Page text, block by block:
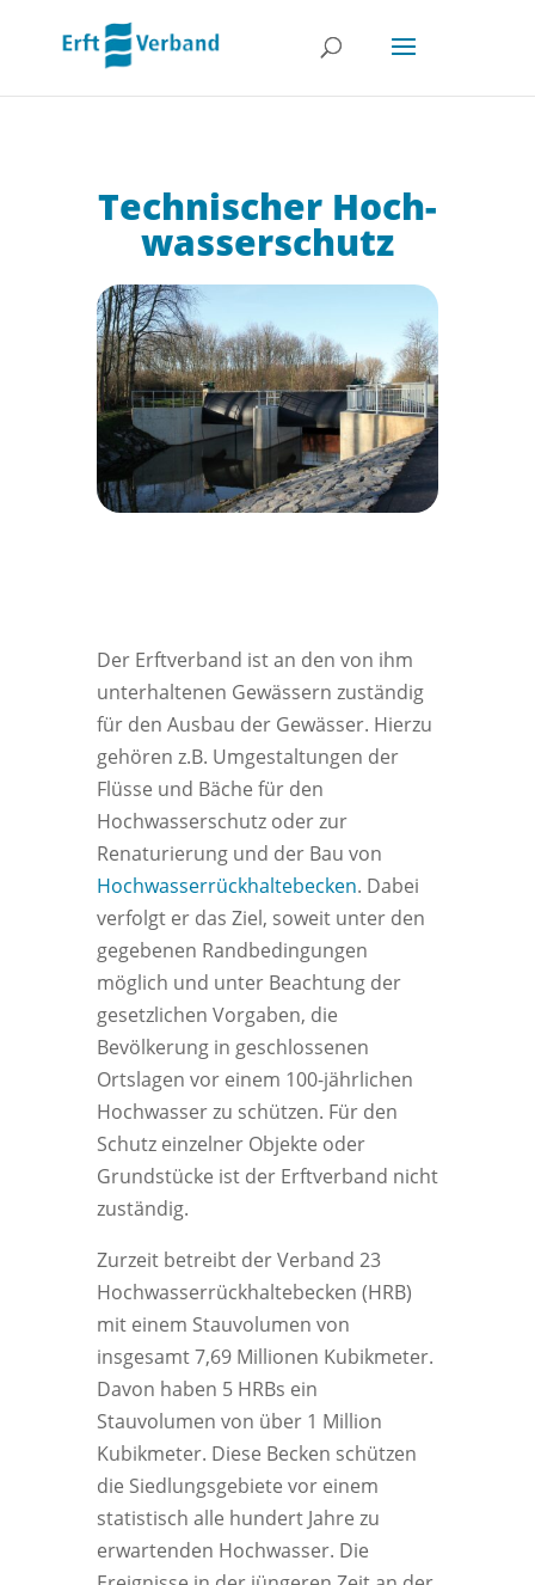
Technischer Hoch­
wasser­schutz
Der Erftverband ist an den von ihm
unterhaltenen Gewässern zuständig
für den Ausbau der Gewässer. Hierzu
gehören z.B. Umgestaltungen der
Flüsse und Bäche für den
Hochwasserschutz oder zur
Renaturierung und der Bau von
Hochwasserrückhaltebecken. Dabei
verfolgt er das Ziel, soweit unter den
gegebenen Randbedingungen
möglich und unter Beachtung der
gesetzlichen Vorgaben, die
Bevölkerung in geschlossenen
Ortslagen vor einem 100-jährlichen
Hochwasser zu schützen. Für den
Schutz einzelner Objekte oder
Grundstücke ist der Erftverband nicht
zuständig.
Zurzeit betreibt der Verband 23
Hochwasserrückhaltebecken (HRB)
mit einem Stauvolumen von
insgesamt 7,69 Millionen Kubikmeter.
Davon haben 5 HRBs ein
Stauvolumen von über 1 Million
Kubikmeter. Diese Becken schützen
die Siedlungsgebiete vor einem
statistisch alle hundert Jahre zu
erwartenden Hochwasser. Die